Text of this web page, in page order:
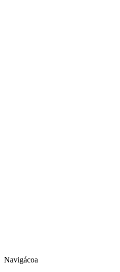
Navigácoa